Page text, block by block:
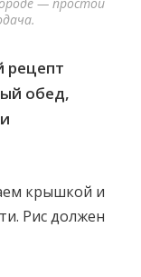
— простой
рецепт
обед,
крышкой и
Рис должен